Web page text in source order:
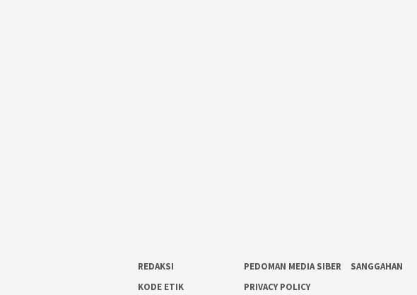
REDAKSI PEDOMAN MEDIA SIBER
SANGGAHAN
KODE ETIK
PRIVACY POLICY